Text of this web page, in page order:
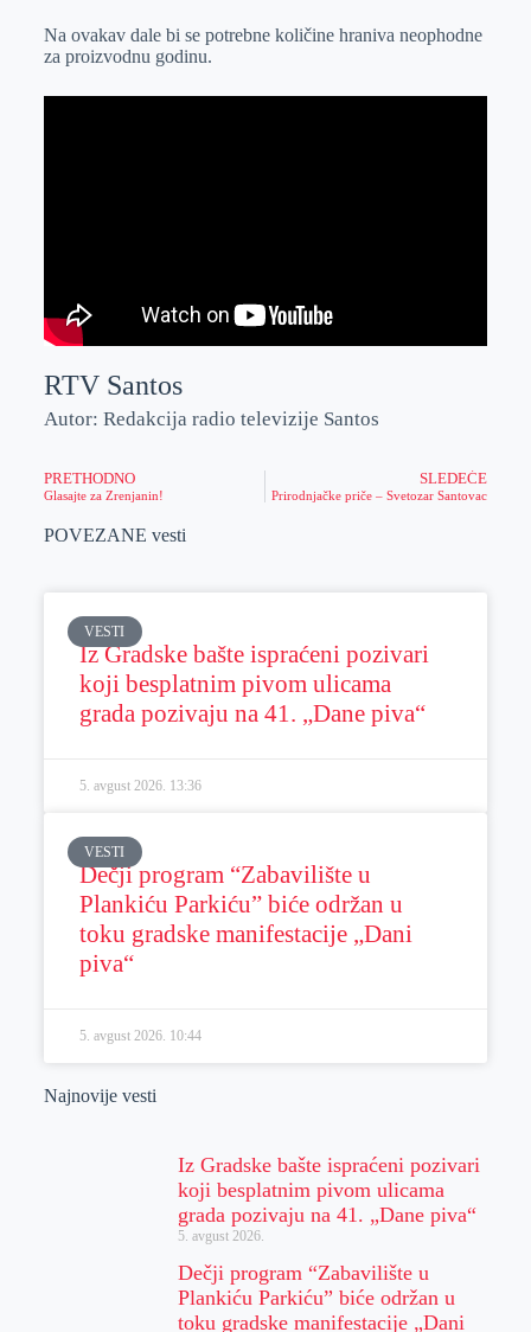
Na ovakav dale bi se potrebne količine hraniva neophodne
za proizvodnu godinu.
RTV Santos
Autor: Redakcija radio televizije Santos
PRETHODNO
Glasajte za Zrenjanin!
SLEDEĆE
Prirodnjačke priče – Svetozar Santovac
POVEZANE vesti
VESTI
Iz Gradske bašte ispraćeni pozivari
koji besplatnim pivom ulicama
grada pozivaju na 41. „Dane piva“
5. avgust 2026. 13:36
VESTI
Dečji program “Zabavilište u
Plankiću Parkiću” biće održan u
toku gradske manifestacije „Dani
piva“
5. avgust 2026. 10:44
Najnovije vesti
Iz Gradske bašte ispraćeni pozivari
koji besplatnim pivom ulicama
grada pozivaju na 41. „Dane piva“
5. avgust 2026.
Dečji program “Zabavilište u
Plankiću Parkiću” biće održan u
toku gradske manifestacije „Dani